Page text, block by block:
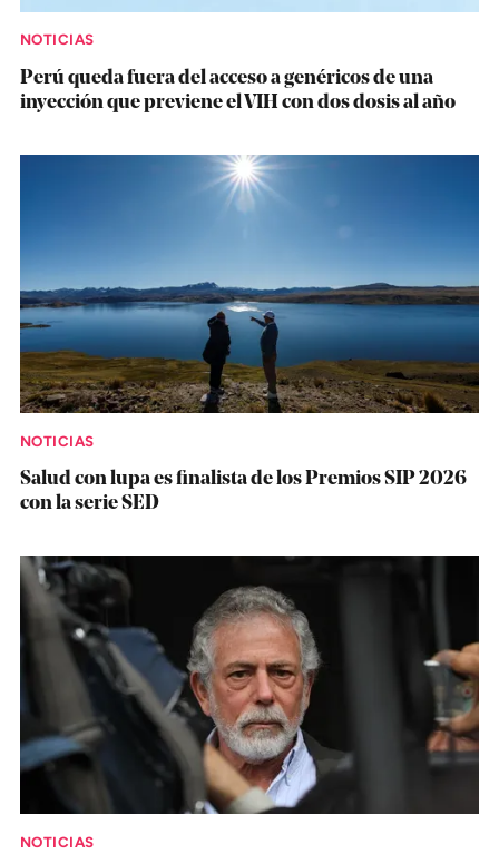
NOTICIAS
Perú queda fuera del acceso a genéricos de una
inyección que previene el VIH con dos dosis al año
NOTICIAS
Salud con lupa es finalista de los Premios SIP 2026
con la serie SED
NOTICIAS